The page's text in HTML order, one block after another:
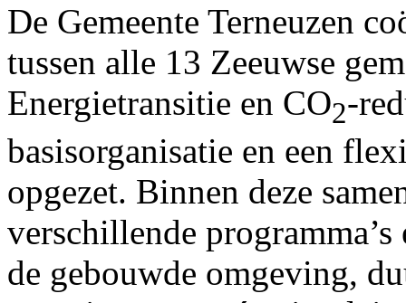
De Gemeente Terneuzen
tussen alle 13 Zeeuwse
Energietransitie en CO2-
basisorganisatie en een
opgezet. Binnen deze
verschillende
de gebouwde omgeving,